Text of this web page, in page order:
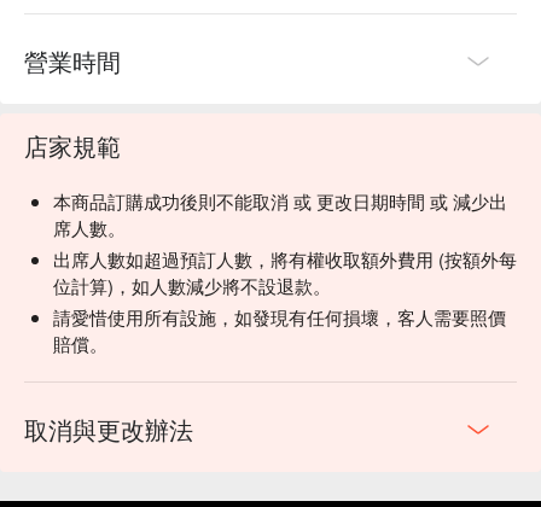
營業時間
店家規範
本商品訂購成功後則不能取消 或 更改日期時間 或 減少出
席人數。
出席人數如超過預訂人數，將有權收取額外費用 (按額外每
位計算)，如人數減少將不設退款。
請愛惜使用所有設施，如發現有任何損壞，客人需要照價
賠償。
取消與更改辦法